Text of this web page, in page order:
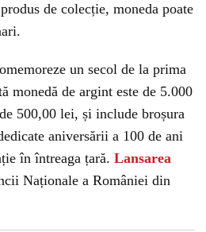
de colecție, moneda poate
un secol de la prima
monedă de argint este de 5.000
500,00 lei, și include broșura
aniversării a 100 de ani
în întreaga țară. Lansarea
Naționale a României din